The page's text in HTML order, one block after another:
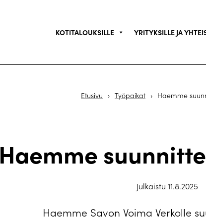
KOTITALOUKSILLE YRITYKSILLE JA
Etusivu › Työpaikat › Haemme
Haemme
Julkaistu 11.8.2025
Haemme Savon Voima Verkolle